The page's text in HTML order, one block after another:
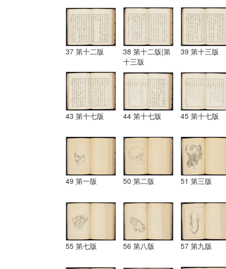
37 第十二版
38 第十二版|第
十三版
39 第十三版
43 第十七版 44 第十七版 45 第十七版
49 第一版 50 第二版 51 第三版
55 第七版 56 第八版 57 第九版